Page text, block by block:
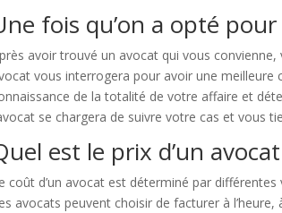
fois qu’on a opté
avoir trouvé un avocat qui vous
vous interrogera pour avoir une
de la totalité de votre affaire et
se chargera de suivre votre cas et vous
est le prix d’un
coût d’un avocat est déterminé par
avocats peuvent choisir de facturer à